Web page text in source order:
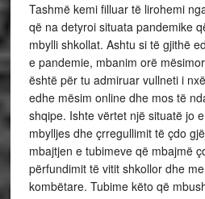
Tashmë kemi filluar të lirohemi
që na detyroi situata pandemike
mbylli shkollat. Ashtu si të gjithë
e pandemie, mbanim orë
është për tu admiruar vullneti i
edhe mësim online dhe mos të
shqipe. Ishte vërtet një situatë jo
mbylljes dhe çrregullimit të çdo
mbajtjen e tubimeve që mbajmë
përfundimit të vitit shkollor dhe
kombëtare. Tubime këto që